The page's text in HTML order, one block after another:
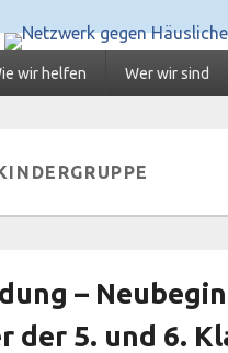
für Frauen und
wir helfen Wer wir sind
–
der 5. und 6.